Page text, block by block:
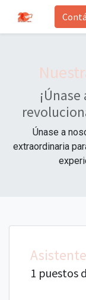
Únase a
extraordinaria
Asistente
1 puestos